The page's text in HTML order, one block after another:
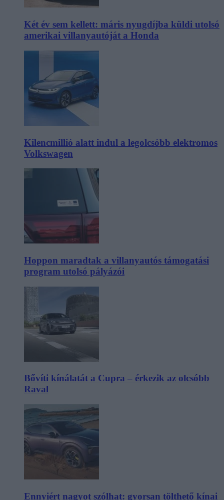
Két év sem kellett: máris nyugdíjba küldi utolsó
amerikai villanyautóját a Honda
Kilencmillió alatt indul a legolcsóbb elektromos
Volkswagen
Hoppon maradtak a villanyautós támogatási
program utolsó pályázói
Bővíti kínálatát a Cupra – érkezik az olcsóbb
Raval
Ennyiért nagyot szólhat: gyorsan tölthető kínai